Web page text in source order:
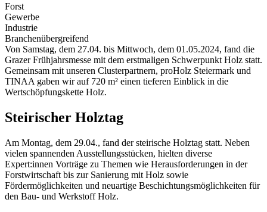
Forst
Gewerbe
Industrie
Branchenübergreifend
Von Samstag, dem 27.04. bis Mittwoch, dem 01.05.2024, fand die
Grazer Frühjahrsmesse mit dem erstmaligen Schwerpunkt Holz statt.
Gemeinsam mit unseren Clusterpartnern, proHolz Steiermark und
TINAA gaben wir auf 720 m² einen tieferen Einblick in die
Wertschöpfungskette Holz.
Steirischer Holztag
Am Montag, dem 29.04., fand der steirische Holztag statt. Neben
vielen spannenden Ausstellungsstücken, hielten diverse
Expert:innen Vorträge zu Themen wie Herausforderungen in der
Forstwirtschaft bis zur Sanierung mit Holz sowie
Fördermöglichkeiten und neuartige Beschichtungsmöglichkeiten für
den Bau- und Werkstoff Holz.